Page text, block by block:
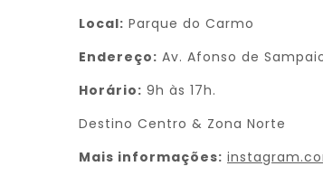
Local: Parque do Carmo
Endereço: Av. Afonso de
Horário: 9h às 17h.
Destino Centro & Zona Norte
Mais informações: